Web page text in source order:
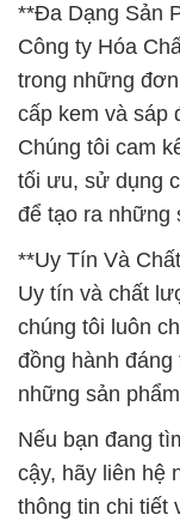
**Đa Dạng Sản
Công ty Hóa
trong những
cấp kem và sáp
Chúng tôi cam
tối ưu, sử dụng
để tạo ra những
**Uy Tín Và
Uy tín và chất
chúng tôi luôn
đồng hành đáng
những sản
Nếu bạn đang
cậy, hãy liên hệ
thông tin chi tiết